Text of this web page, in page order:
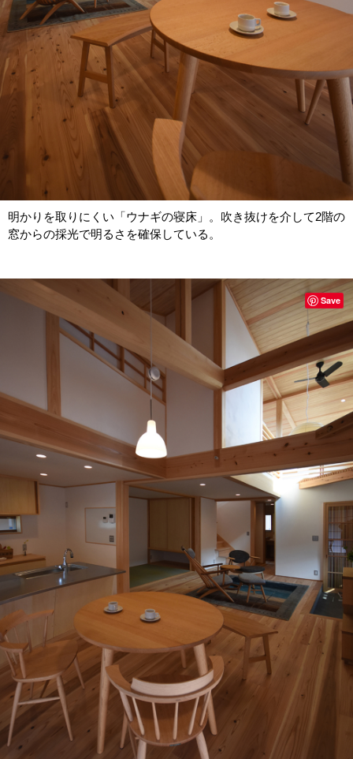
明かりを取りにくい「ウナギの寝床」。吹き抜けを介して2階の
窓からの採光で明るさを確保している。
Save